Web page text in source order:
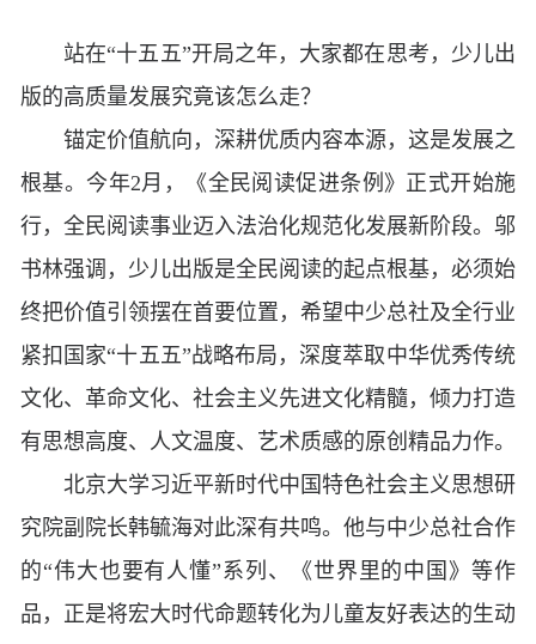
站在“十五五”开局之年，大家都在思考，少儿出
版的高质量发展究竟该怎么走？
锚定价值航向，深耕优质内容本源，这是发展之
根基。今年2月，《全民阅读促进条例》正式开始施
行，全民阅读事业迈入法治化规范化发展新阶段。邬
书林强调，少儿出版是全民阅读的起点根基，必须始
终把价值引领摆在首要位置，希望中少总社及全行业
紧扣国家“十五五”战略布局，深度萃取中华优秀传统
文化、革命文化、社会主义先进文化精髓，倾力打造
有思想高度、人文温度、艺术质感的原创精品力作。
北京大学习近平新时代中国特色社会主义思想研
究院副院长韩毓海对此深有共鸣。他与中少总社合作
的“伟大也要有人懂”系列、《世界里的中国》等作
品，正是将宏大时代命题转化为儿童友好表达的生动